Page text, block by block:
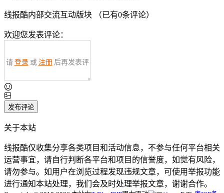
线报酷内部交流互动版块 （已有0条评论）
欢迎您发表评论：
请 登录 或 注册 后再发表评
发布评论
关于本站
线报酷仅收集分享各类项目和活动信息，不参与任何平台相关
运营事宜，请自行判断各平台和项目的信誉度，如觉有风险，
请勿参与。如用户在浏览过程发现违规文章，可使用举报功能
进行通知本站处理，我们会及时处理举报文章，谢谢合作。